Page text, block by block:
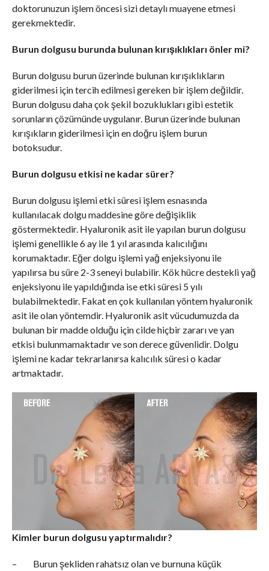
doktorunuzun işlem öncesi sizi detaylı muayene etmesi
gerekmektedir.
Burun dolgusu burunda bulunan kırışıklıkları önler mi?
Burun dolgusu burun üzerinde bulunan kırışıklıkların
giderilmesi için tercih edilmesi gereken bir işlem değildir.
Burun dolgusu daha çok şekil bozuklukları gibi estetik
sorunların çözümünde uygulanır. Burun üzerinde bulunan
kırışıkların giderilmesi için en doğru işlem burun
botoksudur.
Burun dolgusu etkisi ne kadar sürer?
Burun dolgusu işlemi etki süresi işlem esnasında
kullanılacak dolgu maddesine göre değişiklik
göstermektedir. Hyaluronik asit ile yapılan burun dolgusu
işlemi genellikle 6 ay ile 1 yıl arasında kalıcılığını
korumaktadır. Eğer dolgu işlemi yağ enjeksiyonu ile
yapılırsa bu süre 2-3 seneyi bulabilir. Kök hücre destekli yağ
enjeksiyonu ile yapıldığında ise etki süresi 5 yılı
bulabilmektedir. Fakat en çok kullanılan yöntem hyaluronik
asit ile olan yöntemdir. Hyaluronik asit vücudumuzda da
bulunan bir madde olduğu için cilde hiçbir zararı ve yan
etkisi bulunmamaktadır ve son derece güvenlidir. Dolgu
işlemi ne kadar tekrarlanırsa kalıcılık süresi o kadar
artmaktadır.
Kimler burun dolgusu yaptırmalıdır?
– Burun şekliden rahatsız olan ve burnuna küçük